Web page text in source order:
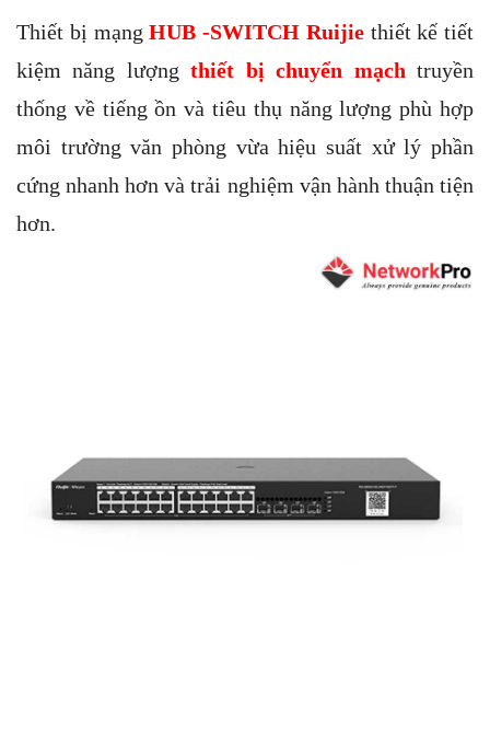
Thiết bị mạngHUB -SWITCH Ruijiethiết kế tiết
kiệm năng lượngthiết bị chuyển mạch truyền
thống về tiếng ồn và tiêu thụ năng lượng phù hợp
môi trường văn phòng vừa hiệu suất xử lý phần
cứng nhanh hơn và trải nghiệm vận hành thuận tiện
hơn.